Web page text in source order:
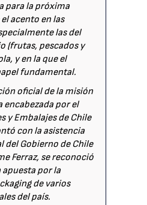
para la próxima
acento en las
las del
(frutas, pescados y
y en la que el
fundamental.
oficial de la misión
por el
y Embalajes de Chile
con la asistencia
del Gobierno de Chile
Ferraz, se reconoció
por la
de varios
del país.